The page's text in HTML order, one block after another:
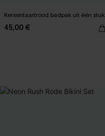
Kersentaartrood badpak uit één stuk
45,00 €